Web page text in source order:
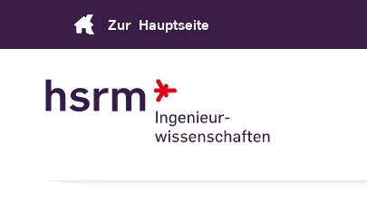
Zur Hauptseite